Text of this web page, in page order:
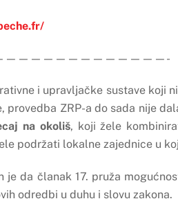
i upravljačke sustave koji
provedba ZRP-a do sada nije
na okoliš, koji žele
podržati lokalne zajednice u
da članak 17. pruža
odredbi u duhu i slovu zakona.